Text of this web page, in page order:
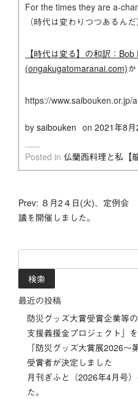
For the times they are a-
（時代は変わりつつあるんだ）
【時代は変る】の和訳：
(ongakugatomaranai.com)
https://www.saibouken.or.jp/
by saibouken on 2021年8月
Posted in 仏蘭西料理と私【
投
ナ
ビ
ゲ
ー
シ
ョ
Prev: ８月2４日(火)、定例会
議を開催しました。
索:
最近の投稿
防災グッズ大賞受賞企業等
支援義援金プロジェクト」
「防災グッズ⼤賞展2026
受賞者が決定しました
月刊ぎふと（2026年4月号
た。